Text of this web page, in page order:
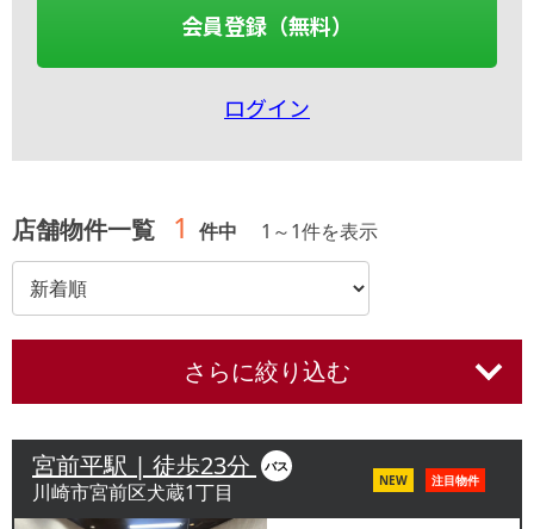
会員登録（無料）
ログイン
店舗物件一覧 1 件中 1 ～1件を表示
さらに絞り込む
宮前平駅 | 徒歩23分 バス
川崎市宮前区犬蔵1丁目 NEW 注目物件